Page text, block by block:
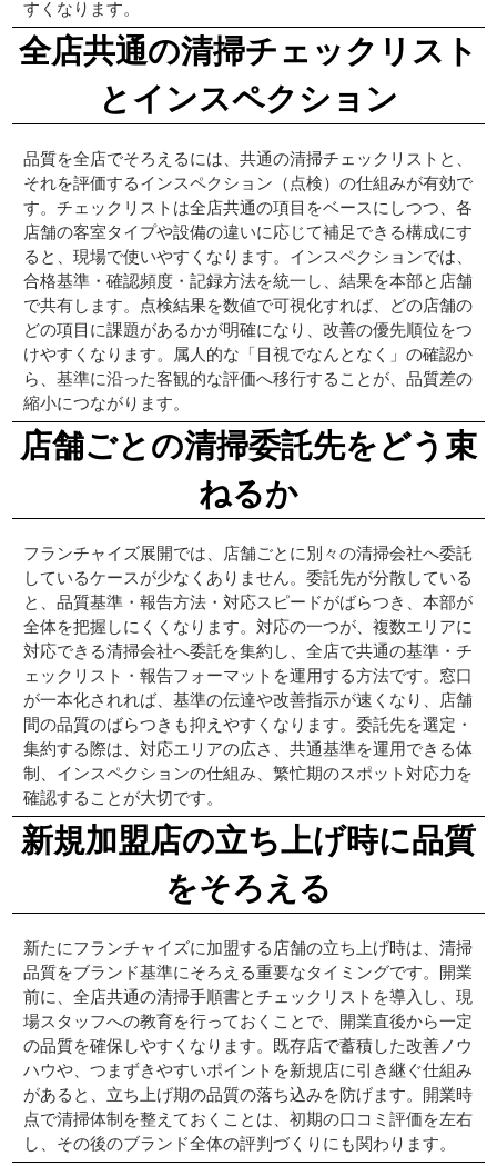
すくなります。
全店共通の清掃チェックリスト
とインスペクション
品質を全店でそろえるには、共通の清掃チェックリストと、
それを評価するインスペクション（点検）の仕組みが有効で
す。チェックリストは全店共通の項目をベースにしつつ、各
店舗の客室タイプや設備の違いに応じて補足できる構成にす
ると、現場で使いやすくなります。インスペクションでは、
合格基準・確認頻度・記録方法を統一し、結果を本部と店舗
で共有します。点検結果を数値で可視化すれば、どの店舗の
どの項目に課題があるかが明確になり、改善の優先順位をつ
けやすくなります。属人的な「目視でなんとなく」の確認か
ら、基準に沿った客観的な評価へ移行することが、品質差の
縮小につながります。
店舗ごとの清掃委託先をどう束
ねるか
フランチャイズ展開では、店舗ごとに別々の清掃会社へ委託
しているケースが少なくありません。委託先が分散している
と、品質基準・報告方法・対応スピードがばらつき、本部が
全体を把握しにくくなります。対応の一つが、複数エリアに
対応できる清掃会社へ委託を集約し、全店で共通の基準・チ
ェックリスト・報告フォーマットを運用する方法です。窓口
が一本化されれば、基準の伝達や改善指示が速くなり、店舗
間の品質のばらつきも抑えやすくなります。委託先を選定・
集約する際は、対応エリアの広さ、共通基準を運用できる体
制、インスペクションの仕組み、繁忙期のスポット対応力を
確認することが大切です。
新規加盟店の立ち上げ時に品質
をそろえる
新たにフランチャイズに加盟する店舗の立ち上げ時は、清掃
品質をブランド基準にそろえる重要なタイミングです。開業
前に、全店共通の清掃手順書とチェックリストを導入し、現
場スタッフへの教育を行っておくことで、開業直後から一定
の品質を確保しやすくなります。既存店で蓄積した改善ノウ
ハウや、つまずきやすいポイントを新規店に引き継ぐ仕組み
があると、立ち上げ期の品質の落ち込みを防げます。開業時
点で清掃体制を整えておくことは、初期の口コミ評価を左右
し、その後のブランド全体の評判づくりにも関わります。